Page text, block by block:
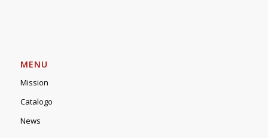
MENU
Mission
Catalogo
News